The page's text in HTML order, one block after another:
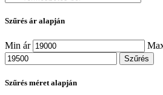
Szűrés ár alapján
Min ár
Szűrés
Szűrés méret alapján